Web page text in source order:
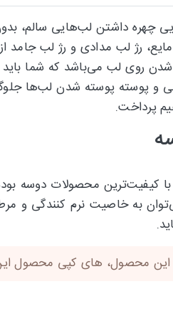
چهره داشتن لب‌هایی سالم،
رژ لب مدادی و رژ لب جامد
روی لب می‌باشد که شما
کیفیت‌ترین محصولات دوسه
این محصول، های کپی محصول این